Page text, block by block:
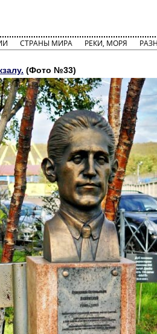
СТРАНЫ МИРА РЕКИ, МОРЯ
(Фото №33)